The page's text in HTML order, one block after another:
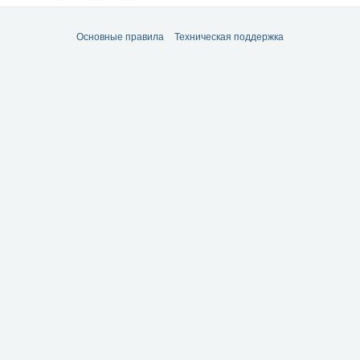
Вас у себя в команде!Основные правила Техническая поддержка